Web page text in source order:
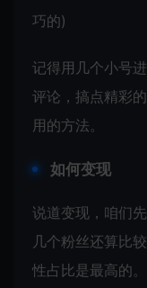
巧的)
记得用几个小号
评论，搞点精彩
用的方法。
如何变现
说道变现，咱们
几个粉丝还算比
性占比是最高的